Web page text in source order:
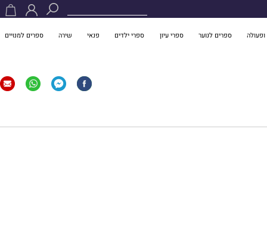
ספרים לנוער ספרי עיון ספרי ילדים פנאי שירה ספרים למנויים